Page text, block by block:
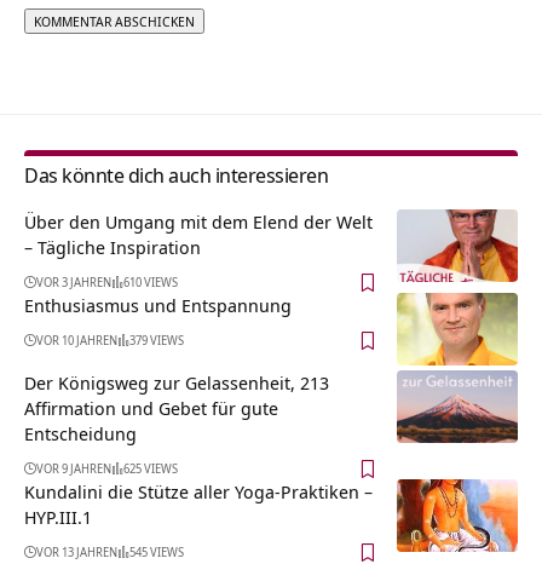
Das könnte dich auch interessieren
Über den Umgang mit dem Elend der Welt
– Tägliche Inspiration
VOR 3 JAHREN 610 VIEWS
Enthusiasmus und Entspannung
VOR 10 JAHREN 379 VIEWS
Der Königsweg zur Gelassenheit, 213
Affirmation und Gebet für gute
Entscheidung
VOR 9 JAHREN 625 VIEWS
Kundalini die Stütze aller Yoga-Praktiken –
HYP.III.1
VOR 13 JAHREN 545 VIEWS